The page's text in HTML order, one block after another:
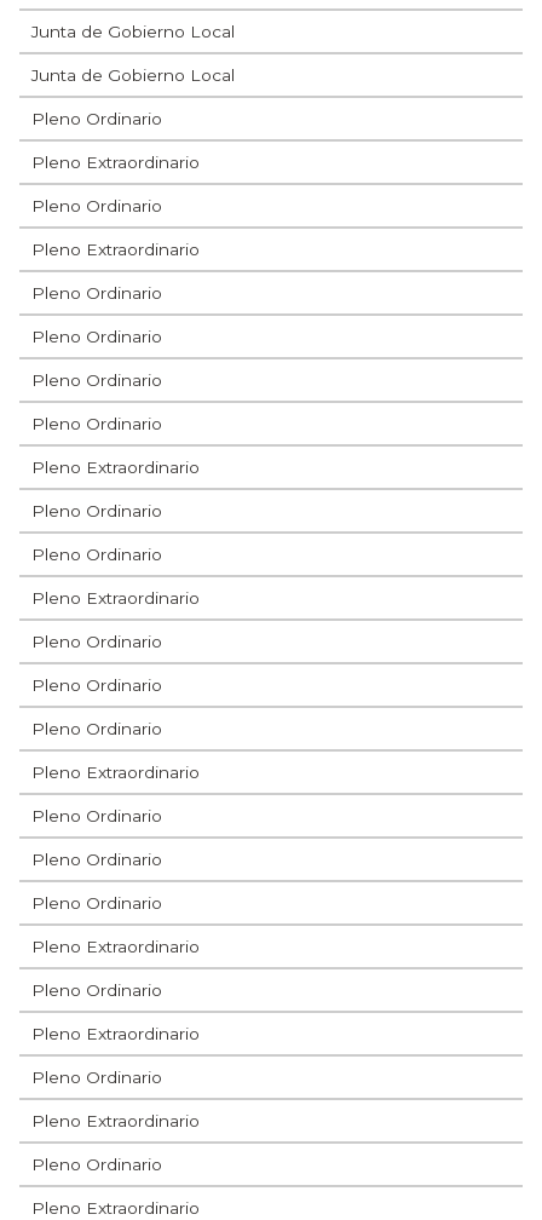
Junta de Gobierno Local
Junta de Gobierno Local
Pleno Ordinario
Pleno Extraordinario
Pleno Ordinario
Pleno Extraordinario
Pleno Ordinario
Pleno Ordinario
Pleno Ordinario
Pleno Ordinario
Pleno Extraordinario
Pleno Ordinario
Pleno Ordinario
Pleno Extraordinario
Pleno Ordinario
Pleno Ordinario
Pleno Ordinario
Pleno Extraordinario
Pleno Ordinario
Pleno Ordinario
Pleno Ordinario
Pleno Extraordinario
Pleno Ordinario
Pleno Extraordinario
Pleno Ordinario
Pleno Extraordinario
Pleno Ordinario
Pleno Extraordinario